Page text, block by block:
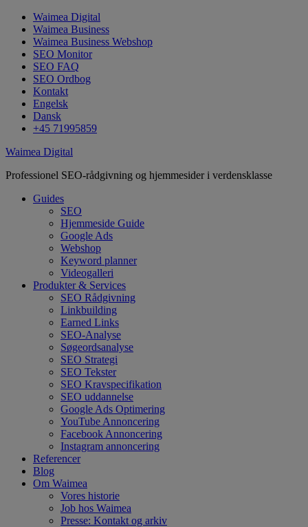
Waimea Digital
Waimea Business
Waimea Business Webshop
SEO Monitor
SEO FAQ
SEO Ordbog
Kontakt
Engelsk
Dansk
+45 71995859
Waimea Digital
Professionel SEO-rådgivning og hjemmesider i verdensklasse
Guides
SEO
Hjemmeside Guide
Google Ads
Webshop
Keyword planner
Videogalleri
Produkter & Services
SEO Rådgivning
Linkbuilding
Earned Links
SEO-Analyse
Søgeordsanalyse
SEO Strategi
SEO Tekster
SEO Kravspecifikation
SEO uddannelse
Google Ads Optimering
YouTube Annoncering
Facebook Annoncering
Instagram annoncering
Referencer
Blog
Om Waimea
Vores historie
Job hos Waimea
Presse: Kontakt og arkiv